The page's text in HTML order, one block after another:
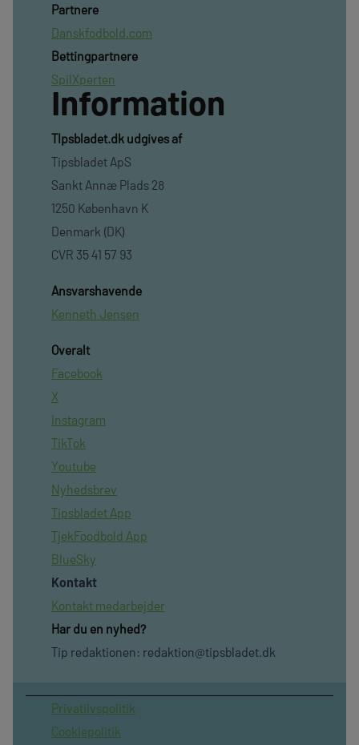
Partnere
Danskfodbold.com
Bettingpartnere
SpilXperten
Information
TIpsbladet.dk udgives af
Tipsbladet ApS
Sankt Annæ Plads 28
1250 København K
Denmark (DK)
CVR 35 41 57 93
Ansvarshavende
Kenneth Jensen
Overalt
Facebook
X
Instagram
TikTok
Youtube
Nyhedsbrev
Tipsbladet App
TjekFoodbold App
BlueSky
Kontakt
Kontakt medarbejder
Har du en nyhed?
Tip redaktionen: redaktion@tipsbladet.dk
Privatilvspolitik
Cookiepolitik